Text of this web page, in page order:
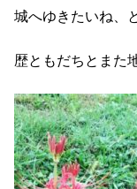
城へゆきたいね、
歴ともだちとまた